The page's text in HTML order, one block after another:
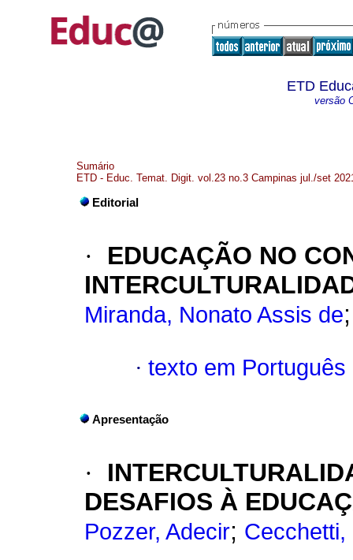
ETD
versão
Sumário
ETD - Educ. Temat. Digit. vol.23 no.3 Campinas jul./set
Editorial
·
EDUCAÇÃO NO
Miranda, Nonato Assis de
· texto em Português
Apresentação
·
DESAFIOS À
Pozzer, Adecir; Cecchetti,